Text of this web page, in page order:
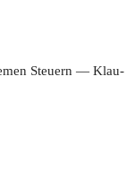
Steu­ern — Klau­